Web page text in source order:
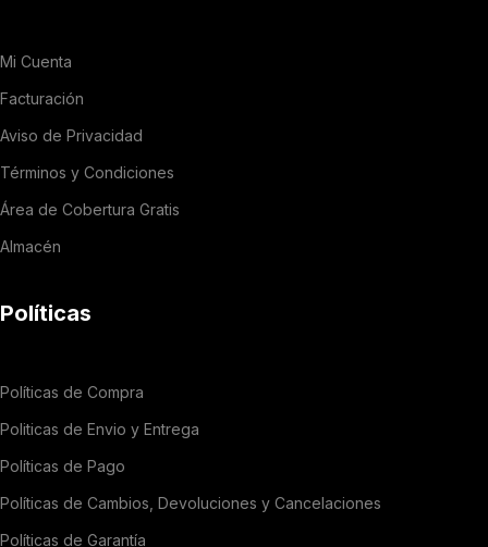
Mi Cuenta
Facturación
Aviso de Privacidad
Términos y Condiciones
Área de Cobertura Gratis
Almacén
Políticas
Políticas de Compra
Politicas de Envio y Entrega
Políticas de Pago
Políticas de Cambios, Devoluciones y Cancelaciones
Políticas de Garantía